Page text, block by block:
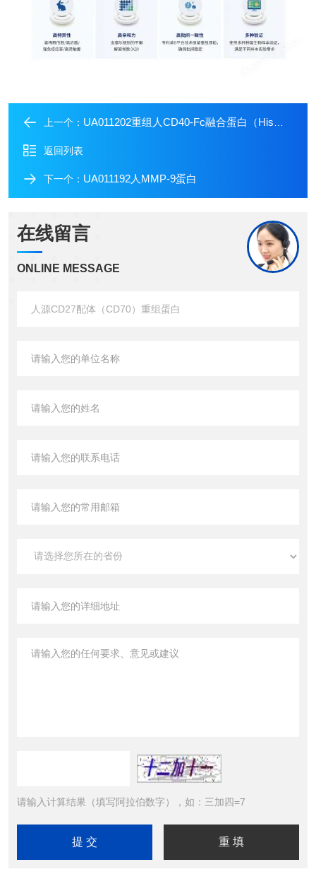
上一个： UA011202重组人CD40-Fc融合蛋白（His标签）
返回列表
下一个： UA011192人MMP-9蛋白
在线留言
ONLINE MESSAGE
请输入计算结果（填写阿拉伯数字），如：三加四=7